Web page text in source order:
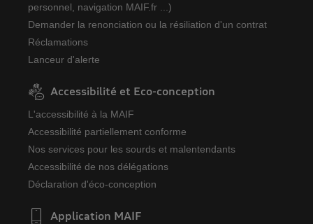
personnel, navigation MAIF.fr ...)
Demander la renonciation ou la résiliation d'un contrat
Réclamations
Lanceur d'alerte
Accessibilité et Eco-conception
L'accessibilité à la MAIF
Accessibilité partiellement conforme
Nos services pour les sourds et malentendants
Accessibilité de nos délégations
Déclaration d'éco-conception
Application MAIF